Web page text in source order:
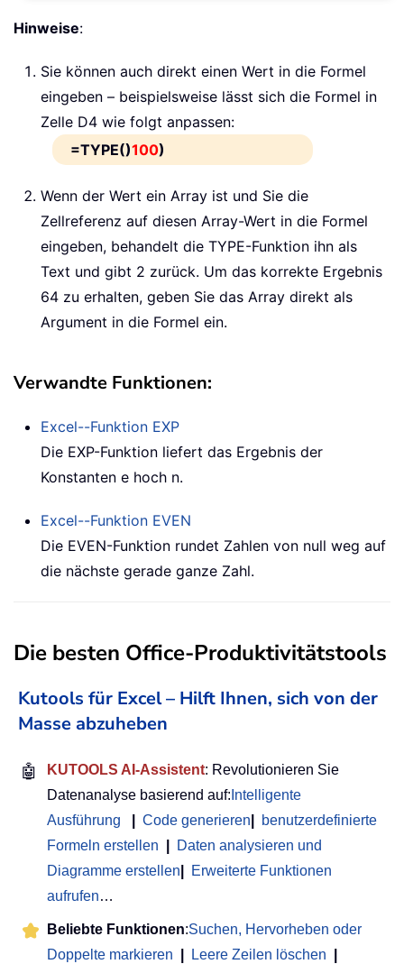
Hinweise:
Sie können auch direkt einen Wert in die Formel
eingeben – beispielsweise lässt sich die Formel in
Zelle D4 wie folgt anpassen:
=TYPE()100)
Wenn der Wert ein Array ist und Sie die
Zellreferenz auf diesen Array-Wert in die Formel
eingeben, behandelt die TYPE-Funktion ihn als
Text und gibt 2 zurück. Um das korrekte Ergebnis
64 zu erhalten, geben Sie das Array direkt als
Argument in die Formel ein.
Verwandte Funktionen:
Excel--Funktion EXP
Die EXP-Funktion liefert das Ergebnis der
Konstanten e hoch n.
Excel--Funktion EVEN
Die EVEN-Funktion rundet Zahlen von null weg auf
die nächste gerade ganze Zahl.
Die besten Office-Produktivitätstools
Kutools für Excel – Hilft Ihnen, sich von der
Masse abzuheben
🤖 KUTOOLS AI-Assistent: Revolutionieren Sie
Datenanalyse basierend auf: Intelligente
Ausführung
Code generieren
benutzerdefinierte
Formeln erstellen
Daten analysieren und
Diagramme erstellen
Erweiterte Funktionen
aufrufen…
Beliebte Funktionen:Suchen, Hervorheben oder
Doppelte markieren
Leere Zeilen löschen